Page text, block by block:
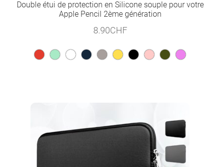
Double étui de protection en Silicone souple pour votre
Apple Pencil 2ème génération
8.90CHF